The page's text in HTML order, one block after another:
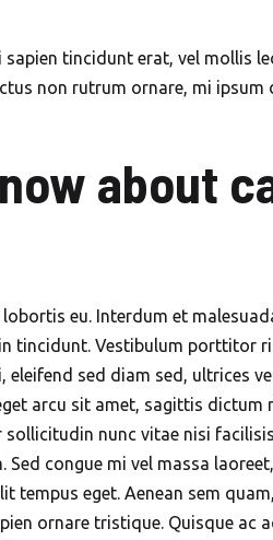
tincidunt erat, vel mollis
non rutrum ornare, mi ipsum
about
eu. Interdum et
tincidunt. Vestibulum porttitor
sed diam sed, ultrices
arcu sit amet, sagittis dictum
nunc vitae nisi
congue mi vel massa
tempus eget. Aenean sem
ornare tristique. Quisque ac